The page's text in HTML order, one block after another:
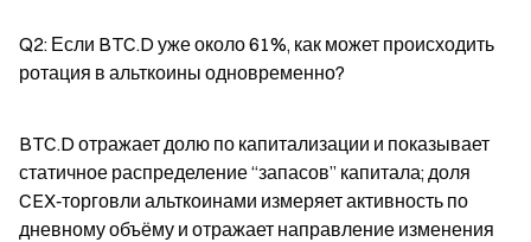
Q2: Если BTC.D уже около 61%, как может происходить
ротация в альткоины одновременно?
BTC.D отражает долю по капитализации и показывает
статичное распределение “запасов” капитала; доля
CEX‑торговли альткоинами измеряет активность по
дневному объёму и отражает направление изменения